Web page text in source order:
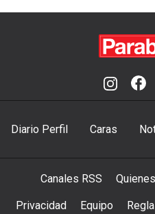
Diario Perfil Caras
Canales RSS
Privacidad Equipo